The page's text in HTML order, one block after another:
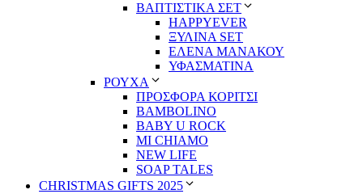
ΒΑΠΤΙΣΤΙΚΑ ΣΕΤ
HAPPYEVER
ΞΥΛΙΝΑ SET
ΕΛΕΝΑ ΜΑΝΑΚΟΥ
ΥΦΑΣΜΑΤΙΝΑ
ΡΟΥΧΑ
ΠΡΟΣΦΟΡΑ ΚΟΡΙΤΣΙ
BAMBOLINO
BABY U ROCK
MI CHIAMO
NEW LIFE
SOAP TALES
CHRISTMAS GIFTS 2025